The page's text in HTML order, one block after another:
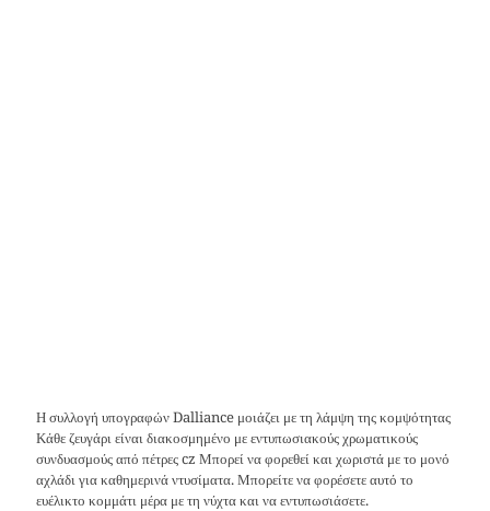
Η συλλογή υπογραφών Dalliance μοιάζει με τη λάμψη της κομψότητας
Κάθε ζευγάρι είναι διακοσμημένο με εντυπωσιακούς χρωματικούς
συνδυασμούς από πέτρες cz Μπορεί να φορεθεί και χωριστά με το μονό
αχλάδι για καθημερινά ντυσίματα. Μπορείτε να φορέσετε αυτό το
ευέλικτο κομμάτι μέρα με τη νύχτα και να εντυπωσιάσετε.